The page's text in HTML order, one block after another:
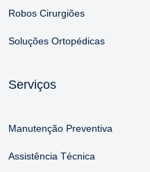
Robos Cirurgiões
Soluções Ortopédicas
Serviços
Manutenção Preventiva
Assistência Técnica